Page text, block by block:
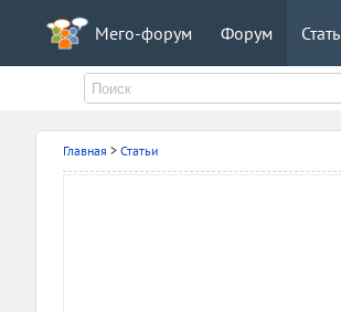
Мего-форум Форум
Главная > Статьи